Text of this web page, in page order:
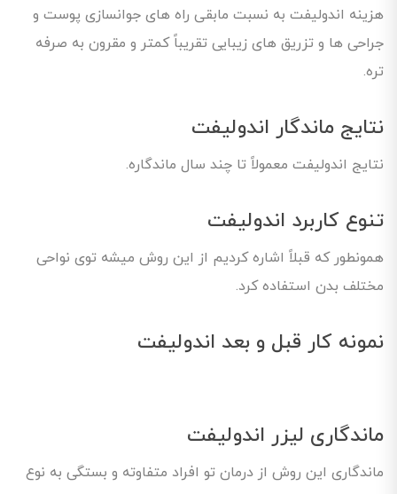
هزینه اندولیفت به نسبت مابقی راه های جوانسازی پوست و
جراحی ها و تزریق های زیبایی تقریباً کمتر و مقرون به صرفه
تره.
نتایج ماندگار اندولیفت
نتایج اندولیفت معمولاً تا چند سال ماندگاره.
تنوع کاربرد اندولیفت
همونطور که قبلاً اشاره کردیم از این روش میشه توی نواحی
مختلف بدن استفاده کرد.
نمونه کار قبل و بعد اندولیفت
ماندگاری لیزر اندولیفت
ماندگاری این روش از درمان تو افراد متفاوته و بستگی به نوع